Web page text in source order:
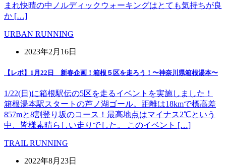
まれ快晴の中ノルディックウォーキングはとても気持ちが良
か […]
URBAN RUNNING
2023年2月16日
【レポ】1月22日 新春企画！箱根５区を走ろう！〜神奈川県箱根湯本〜
1/22(日)に箱根駅伝の5区を走るイベントを実施しました！
箱根湯本駅スタートの芦ノ湖ゴール。距離は18kmで標高差
857mと8割登り坂のコース！最高地点はマイナス2℃という
中、皆様素晴らしい走りでした。 このイベント […]
TRAIL RUNNING
2022年8月23日